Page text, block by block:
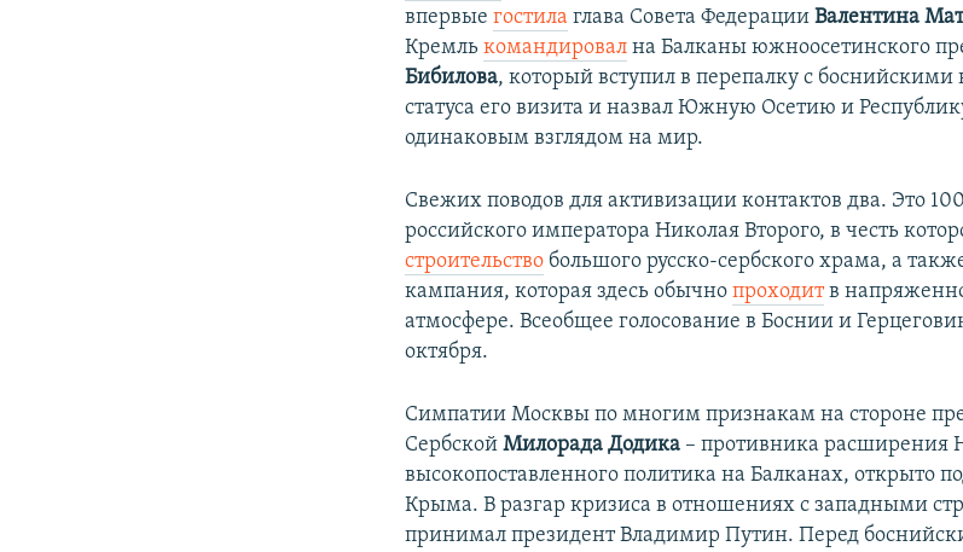
впервыегостила глава Совета ФедерацииВалентина
Кремлькомандировал на Балканы южноосетинского
Бибилова, который вступил в перепалку с боснийскими
статуса его визита и назвал Южную Осетию и
одинаковым взглядом на мир.
Свежих поводов для активизации контактов два. Это
российского императора Николая Второго, в честь
строительство большого русско-сербского храма, а
кампания, которая здесь обычнопроходитв
атмосфере. Всеобщее голосование в Боснии и
октября.
Симпатии Москвы по многим признакам на стороне
СербскойМилорада Додика – противника расширения
высокопоставленного политика на Балканах, открыто
Крыма. В разгар кризиса в отношениях с западными
принимал президент Владимир Путин. Перед